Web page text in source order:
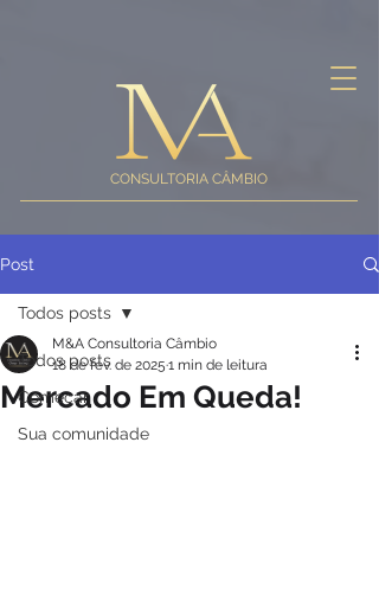
CONSULTORIA CÂMBIO
Post
Todos posts
Começar
Sua comunidade
Todos posts
Mercado Em Queda!
M&A Consultoria Câmbio
18 de fev. de 2025 1 min de leitura